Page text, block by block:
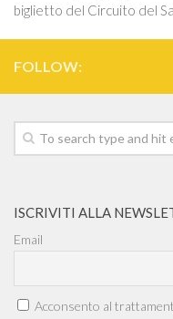
biglietto del Circuito del
FOLLOW:
ISCRIVITI ALLA
Email
Acconsento al